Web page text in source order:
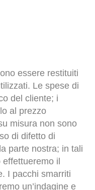
essere restituiti
Le spese di
del cliente; i
al prezzo
misura non sono
di difetto di
parte nostra; in tali
il
I pacchi smarriti
un’indagine e